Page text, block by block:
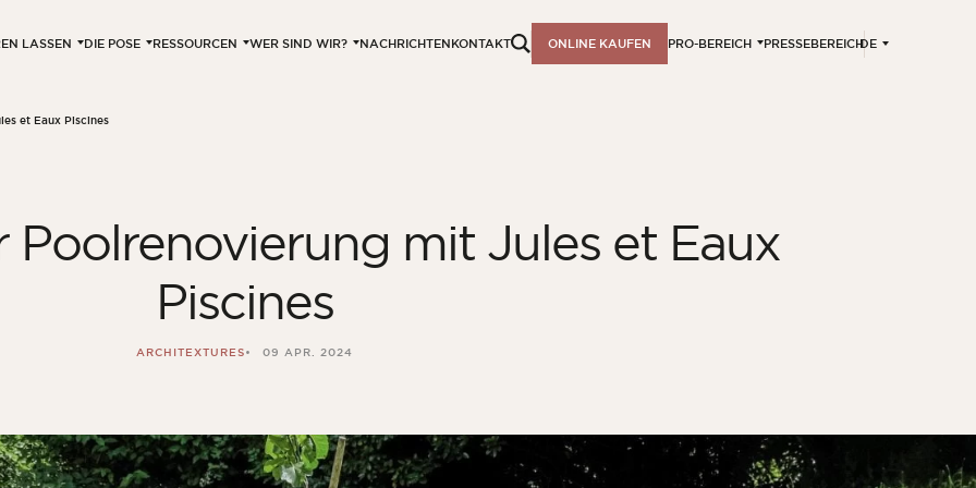
LASSEN DIE POSE RESSOURCEN WER SIND WIR? NACHRICHTENKONTAKT ONLINE KAUFEN PRO-BEREICH PRESSEBEREICHDE
et Eaux Piscines
Poolrenovierung mit Jules et Eaux
Piscines
ARCHITEXTURES 09 APR. 2024